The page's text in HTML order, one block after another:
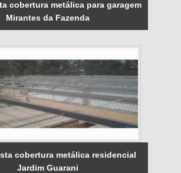
cobertura metálica para garagem
Mirantes da Fazenda
cobertura metálica residencial
Jardim Guarani